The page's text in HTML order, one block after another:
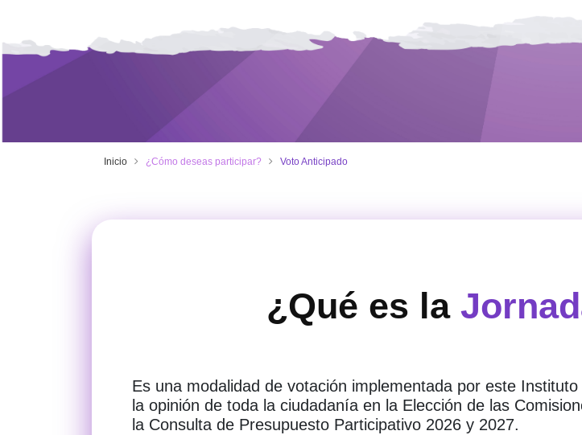
Inicio ¿Cómo deseas participar? Voto Anticipado
¿Qué es la
Es una modalidad de votación implementada por este
la opinión de toda la ciudadanía en la Elección de las
la Consulta de Presupuesto Participativo 2026 y 2027.